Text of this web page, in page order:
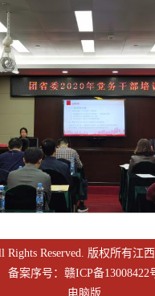
Rights Reserved. 版权所有江
备案序号：赣ICP备13008422
电脑版